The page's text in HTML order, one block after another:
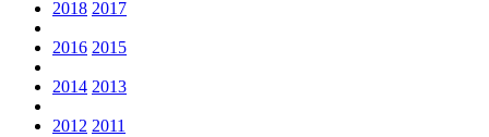
2018 2017
2016 2015
2014 2013
2012 2011